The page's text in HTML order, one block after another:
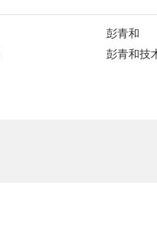
彭青和
彭青和技